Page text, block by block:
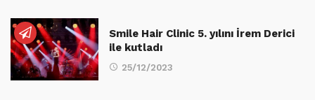
Smile Hair Clinic 5. yılını İrem Derici
ile kutladı
25/12/2023